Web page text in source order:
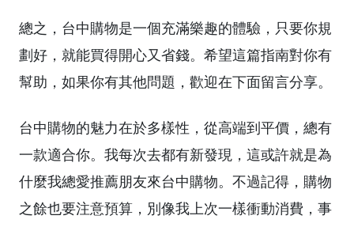
總之，台中購物是一個充滿樂趣的體驗，只要你規
劃好，就能買得開心又省錢。希望這篇指南對你有
幫助，如果你有其他問題，歡迎在下面留言分享。
台中購物的魅力在於多樣性，從高端到平價，總有
一款適合你。我每次去都有新發現，這或許就是為
什麼我總愛推薦朋友來台中購物。不過記得，購物
之餘也要注意預算，別像我上次一樣衝動消費，事